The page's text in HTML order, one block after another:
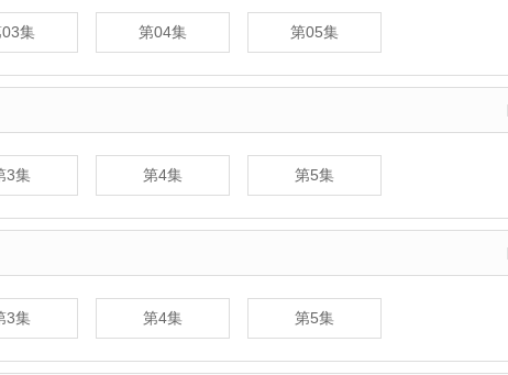
集 第04集 第05集
3集 第4集 第5集
3集 第4集 第5集